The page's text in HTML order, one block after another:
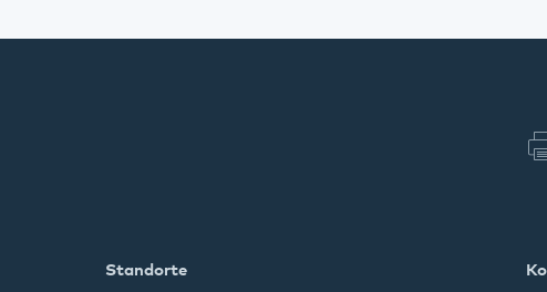
Standorte